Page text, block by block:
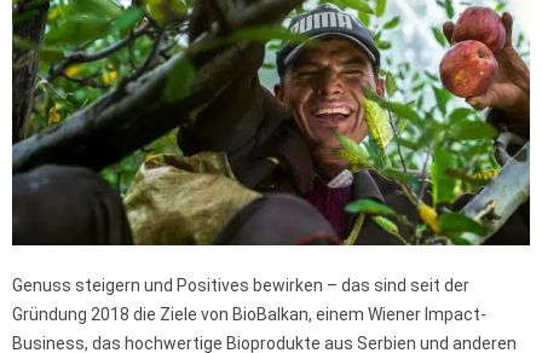
Genuss steigern und Positives bewirken – das sind seit der
Gründung 2018 die Ziele von BioBalkan, einem Wiener Impact-
Business, das hochwertige Bioprodukte aus Serbien und anderen